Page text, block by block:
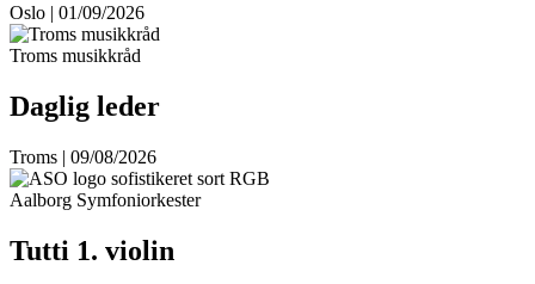
Oslo | 01/09/2026
Troms musikkråd
Daglig leder
Troms | 09/08/2026
Aalborg Symfoniorkester
Tutti 1. violin